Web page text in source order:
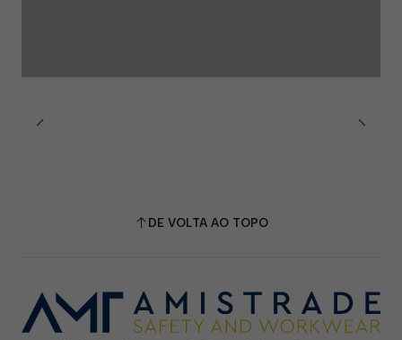
DE VOLTA AO TOPO